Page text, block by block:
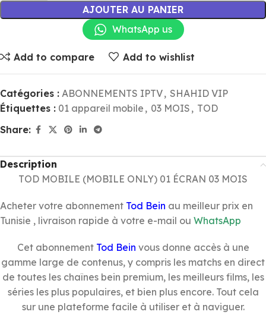
AJOUTER AU PANIER
WhatsApp us
Add to compare Add to wishlist
Catégories : ABONNEMENTS IPTV, SHAHID VIP
Étiquettes : 01 appareil mobile , 03 MOIS , TOD
Share:
Description
TOD MOBILE (MOBILE ONLY) 01 ÉCRAN 03 MOIS
Acheter votre abonnement Tod Bein au meilleur prix en
Tunisie , livraison rapide à votre e-mail ou WhatsApp
Cet abonnementTod Bein vous donne accès à une
gamme large de contenus, y compris les matchs en direct
de toutes les chaînes bein premium, les meilleurs films, les
séries les plus populaires, et bien plus encore. Tout cela
sur une plateforme facile à utiliser et à naviguer.